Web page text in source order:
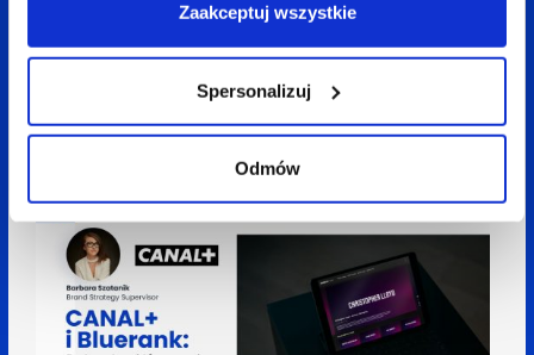
Zaakceptuj wszystkie
Spersonalizuj
Odmów
06 sierpnia 2025 Anna Jerzmanowska 9 min
AI w content marketingu: technologia